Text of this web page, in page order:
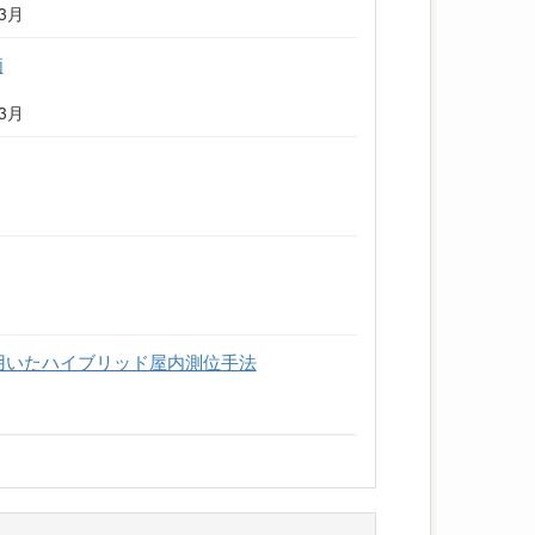
月
月
たハイブリッド屋内測位手法